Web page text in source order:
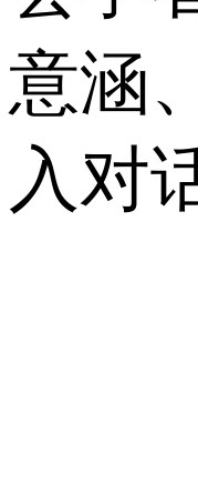
意涵
入对